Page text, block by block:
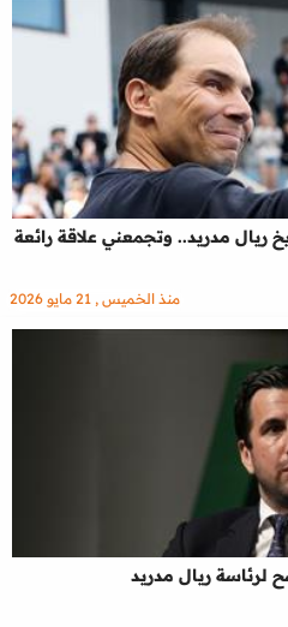
ريال مدريد.. وتجمعني علاقة رائعة
منذ الخميس , 21 مايو 2026
لرئاسة ريال مدريد